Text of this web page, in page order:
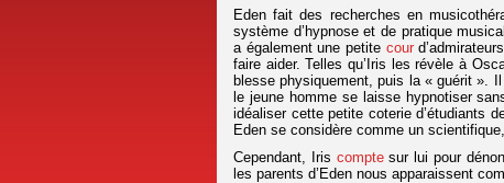
Eden fait des recherches en
système d’hypnose et de pratique
a également une petitecour
faire aider. Telles qu’Iris les révèle à
blesse physiquement, puis la « guérit ».
le jeune homme se laisse hypnotiser
idéaliser cette petite coterie d’étudiants
Eden se considère comme un
Cependant, Iris comptesur lui pour
les parents d’Eden nous apparaissent